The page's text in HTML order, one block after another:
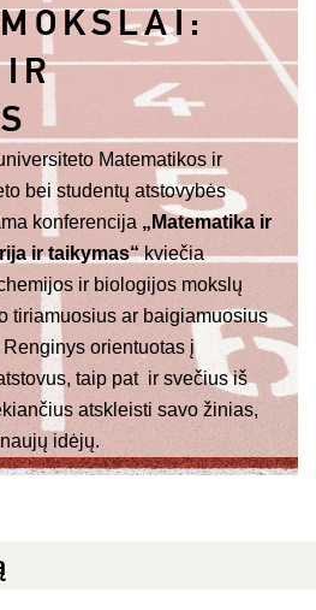
IR
Matematikos ir
bei studentų atstovybės
konferencija „Matematika ir
ir taikymas“kviečia
ir biologijos mokslų
tiriamuosius ar baigiamuosius
orientuotas į
taip pat ir svečius iš
atskleisti savo žinias,
idėjų.